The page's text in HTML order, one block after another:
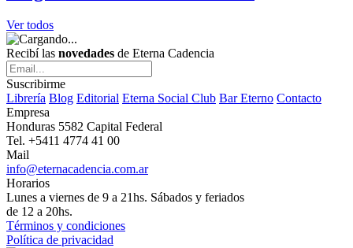
Ver todos
Recibí las novedades de Eterna Cadencia
Suscribirme
Librería Blog Editorial Eterna Social Club Bar Eterno Contacto
Empresa
Honduras 5582 Capital Federal
Tel. +5411 4774 41 00
Mail
info@eternacadencia.com.ar
Horarios
Lunes a viernes de 9 a 21hs. Sábados y feriados
de 12 a 20hs.
Términos y condiciones
Política de privacidad